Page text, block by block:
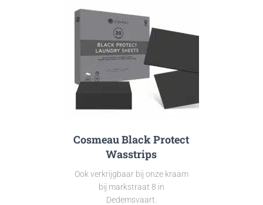
Cosmeau Black Protect
Wasstrips
Ook verkrijgbaar bij onze kraam
bij markstraat 8 in
Dedemsvaart.